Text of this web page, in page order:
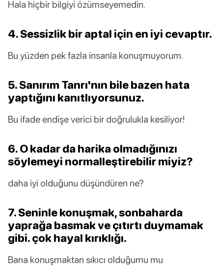
Hala hiçbir bilgiyi özümseyemedin.
4. Sessizlik bir aptal için en iyi cevaptır.
Bu yüzden pek fazla insanla konuşmuyorum.
5. Sanırım Tanrı'nın bile bazen hata
yaptığını kanıtlıyorsunuz.
Bu ifade endişe verici bir doğrulukla kesiliyor!
6. O kadar da harika olmadığınızı
söylemeyi normalleştirebilir miyiz?
daha iyi olduğunu düşündüren ne?
7. Seninle konuşmak, sonbaharda
yaprağa basmak ve çıtırtı duymamak
gibi. çok hayal kırıklığı.
Bana konuşmaktan sıkıcı olduğumu mu